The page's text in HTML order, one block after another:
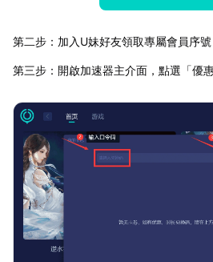
第二步：加入U妹好友領取專屬會員序號
第三步：開啟加速器主介面，點選「優